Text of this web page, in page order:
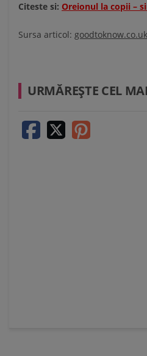
Citeste si: Oreionul la copii –
Sursa articol: goodtoknow.co.uk
URMĂREŞTE CEL